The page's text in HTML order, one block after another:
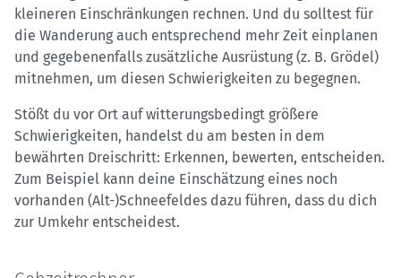
kleineren Einschränkungen rechnen. Und du solltest für
die Wanderung auch entsprechend mehr Zeit einplanen
und gegebenenfalls zusätzliche Ausrüstung (z. B. Grödel)
mitnehmen, um diesen Schwierigkeiten zu begegnen.
Stößt du vor Ort auf witterungsbedingt größere
Schwierigkeiten, handelst du am besten in dem
bewährten Dreischritt: Erkennen, bewerten, entscheiden.
Zum Beispiel kann deine Einschätzung eines noch
vorhanden (Alt-)Schneefeldes dazu führen, dass du dich
zur Umkehr entscheidest.